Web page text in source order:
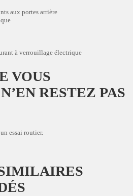
aux portes arrière
à verrouillage électrique
VOUS
RESTEZ PAS
essai routier.